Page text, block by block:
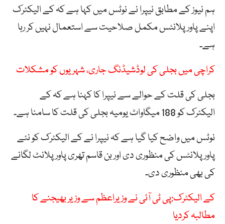
ہم نیوز کے مطابق نیپرا نے نوٹس میں کہا ہے کہ کے الیکٹرک
اپنے پاور پلانٹس مکمل صلاحیت سے استعمال نہیں کر رہا
ہے۔
کراچی میں بجلی کی لوڈشیڈنگ جاری، شہریوں کو مشکلات
بجلی کی قلت کے حوالے سے نیپرا کا کہنا ہے کہ کے
الیکٹرک کو 188 میگاواٹ یومیہ بجلی کی قلت کا سامنا ہے۔
نوٹس میں واضح کیا گیا ہے کہ نیپرا نے کے الیکٹرک کو نئے
پاور پلانٹس کی منظوری دی اور بن قاسم تھری پاور پلانٹ لگانے
کی بھی منظوری دی۔
کے الیکٹرک:پی ٹی آئی نے وزیراعظم سے وزیر بھیجنے کا
مطالبہ کردیا